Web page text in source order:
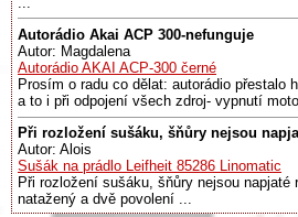
Autorádio Akai ACP 300-nefunguje
Autor: Magdalena
Autorádio AKAI ACP-300 černé
Prosím o radu co dělat: autorádio přestalo
a to i při odpojení všech zdroj- vypnutí
Při rozložení sušáku, šňůry nejsou
Autor: Alois
Sušák na prádlo Leifheit 85286 Linomatic
Při rozložení sušáku, šňůry nejsou napjaté
natažený a dvě povolení ...